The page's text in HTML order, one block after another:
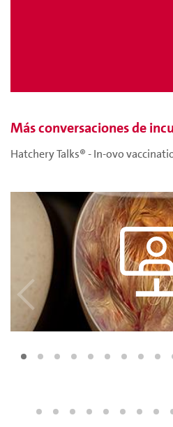
Más conversaciones de
Hatchery Talks® - In-ovo